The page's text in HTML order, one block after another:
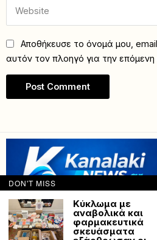
Αποθήκευσε το όνομά μου,
αυτόν τον πλοηγό για την
DON'T MISS
Κύκλωμα με
αναβολικά και
φαρμακευτικά
σκευάσματα